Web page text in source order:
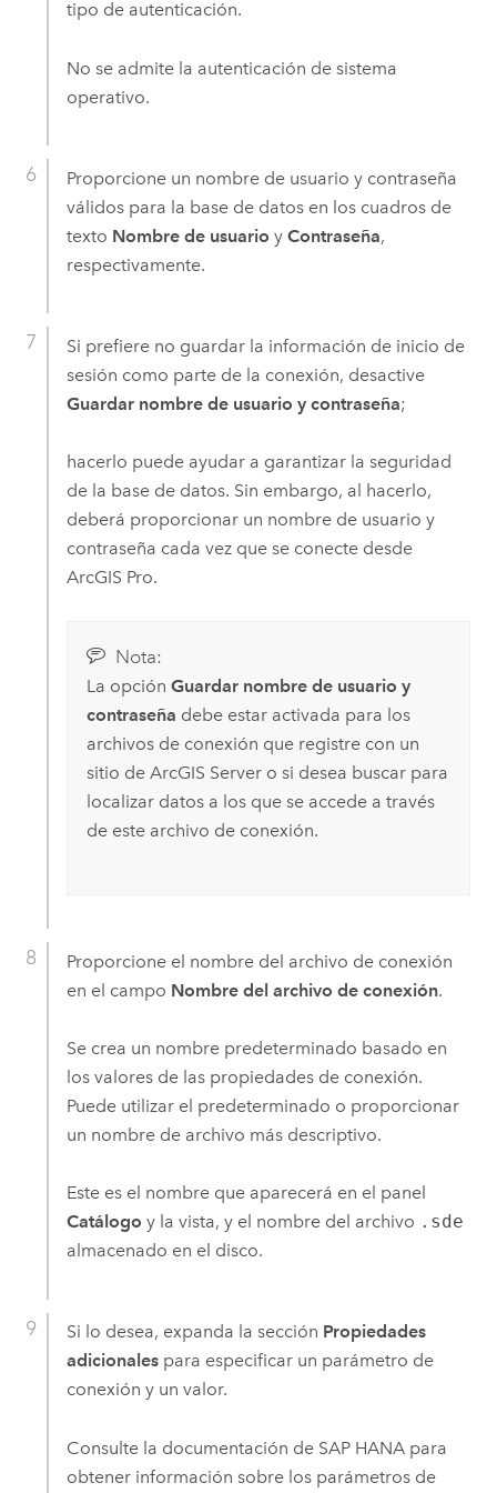
tipo de autenticación.
No se admite la autenticación de sistema
operativo.
Proporcione un nombre de usuario y contraseña
válidos para la base de datos en los cuadros de
texto Nombre de usuario y Contraseña,
respectivamente.
Si prefiere no guardar la información de inicio de
sesión como parte de la conexión, desactive
Guardar nombre de usuario y contraseña;
hacerlo puede ayudar a garantizar la seguridad
de la base de datos. Sin embargo, al hacerlo,
deberá proporcionar un nombre de usuario y
contraseña cada vez que se conecte desde
ArcGIS Pro.
Nota:
La opción Guardar nombre de usuario y
contraseña debe estar activada para los
archivos de conexión que registre con un
sitio de ArcGIS Servero si desea buscar para
localizar datos a los que se accede a través
de este archivo de conexión.
Proporcione el nombre del archivo de conexión
en el campo Nombre del archivo de conexión.
Se crea un nombre predeterminado basado en
los valores de las propiedades de conexión.
Puede utilizar el predeterminado o proporcionar
un nombre de archivo más descriptivo.
Este es el nombre que aparecerá en el panel
Catálogo y la vista, y el nombre del archivo .sde
almacenado en el disco.
Si lo desea, expanda la sección Propiedades
adicionalespara especificar un parámetro de
conexión y un valor.
Consulte la documentación de SAP HANApara
obtener información sobre los parámetros de